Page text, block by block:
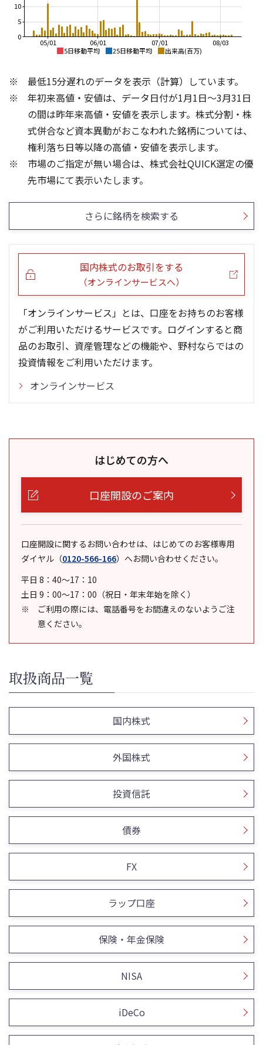
5日移動平均 25日移動平均 出来高(百万)
08/03
07/01
06/01
05/01
0
5
10
13週移動平均 26週移動平均 出来高(百万)
0
40
60
80
0
150
5ヶ月移動平均 25ヶ月移動平均 出来高(百万)
0
40
60
80
0
40
80
最低15分遅れのデータを表示（計算）しています。
年初来高値・安値は、データ日付が1月1日～3月31日
の間は昨年来高値・安値を表示します。株式分割・株
式併合など資本異動がおこなわれた銘柄については、
権利落ち日等以降の高値・安値を表示します。
市場のご指定が無い場合は、株式会社QUICK選定の優
先市場にて表示いたします。
さらに銘柄を検索する
国内株式のお取引をする
（オンラインサービスへ）
「オンラインサービス」とは、口座をお持ちのお客様
がご利用いただけるサービスです。ログインすると商
品のお取引、資産管理などの機能や、野村ならではの
投資情報をご利用いただけます。
オンラインサービス
はじめての方へ
口座開設のご案内
口座開設に関するお問い合わせは、はじめてのお客様専用
ダイヤル （0120-566-166） へお問い合わせください。
平日 8：40～17：10
土日 9：00～17：00（祝日・年末年始を除く）
ご利用の際には、電話番号をお間違えのないようご注
意ください。
取扱商品一覧
国内株式
外国株式
投資信託
債券
FX
ラップ口座
保険・年金保険
NISA
iDeCo